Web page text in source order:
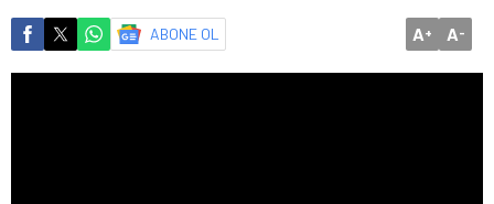
ABONE OL A+ A-